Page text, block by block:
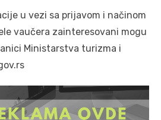
u vezi sa prijavom i načinom
vaučera zainteresovani mogu
Ministarstva turizma i